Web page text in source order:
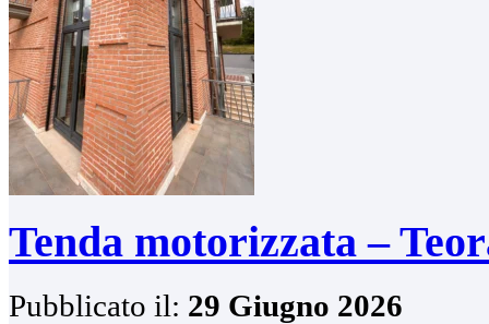
Tenda motorizzata –
Pubblicato il: 29 Giugno 2026